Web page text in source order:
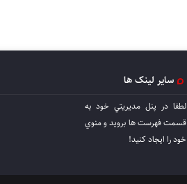
سایر لینک ها
لطفا در پنل مديريتي خود به
قسمت فهرست ها برويد و منوي
خود را ايجاد كنيد!